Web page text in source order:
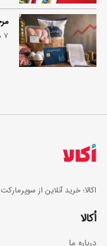
7 مرداد 1405
اکالا؛ خرید آنلاین از
اُکالا
درباره ما